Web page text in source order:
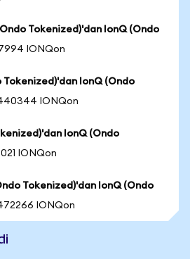
Tokenized)'dan IonQ (Ondo
IONQon
Tokenized)'dan IonQ (Ondo
IONQon
IonQ (Ondo
IONQon
Tokenized)'dan IonQ (Ondo
IONQon